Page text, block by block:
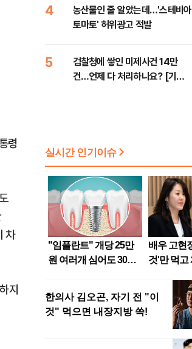
령
차
지
4
농산물인 줄 알았는데…'스테비아
토마토' 허위광고 적발
5
검찰청에 쌓인 미제사건 14만
건…언제 다 처리하나요? [기자